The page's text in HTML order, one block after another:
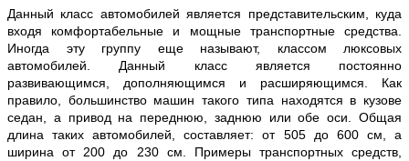
Данный класс автомобилей является представительским, куда
входя комфортабельные и мощные транспортные средства.
Иногда эту группу еще называют, классом люксовых
автомобилей. Данный класс является постоянно
развивающимся, дополняющимся и расширяющимся. Как
правило, большинство машин такого типа находятся в кузове
седан, а привод на переднюю, заднюю или обе оси. Общая
длина таких автомобилей, составляет: от 505 до 600 см, а
ширина от 200 до 230 см. Примеры транспортных средств,